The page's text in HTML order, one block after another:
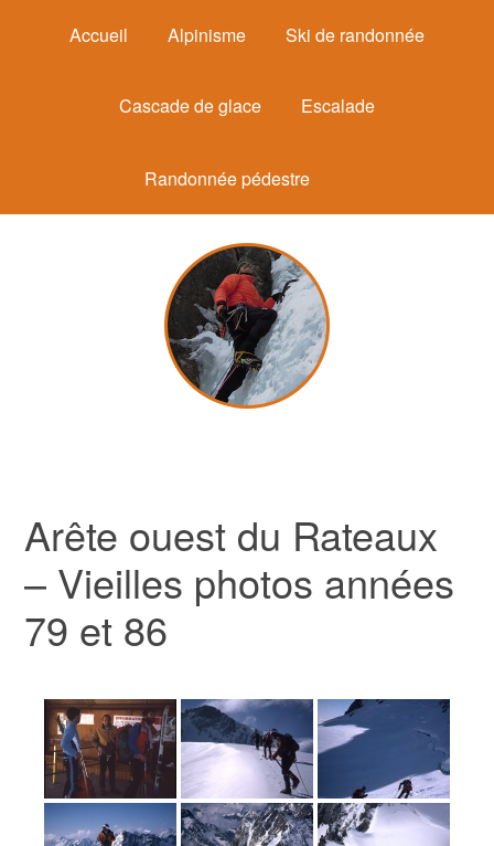
Accueil Alpinisme Ski de randonnée
Cascade de glace Escalade
Randonnée pédestre
Arête ouest du Rateaux
– Vieilles photos années
79 et 86